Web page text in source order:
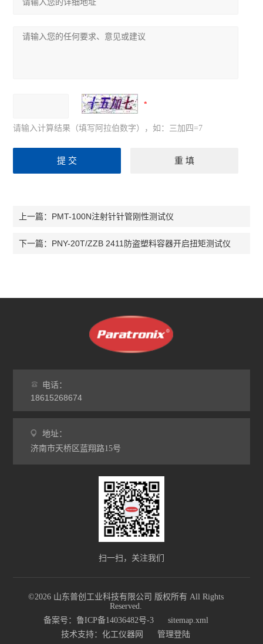
请输入计算结果（填写阿拉伯数字），如：三加四=7
上一篇： PMT-100N注射针针管刚性测试仪
下一篇： PNY-20T/ZZB 2411防盗塑料容器开启扭矩测试仪
电话：
18615268674
地址：
济南市天桥区蓝翔路15号
扫一扫，关注我们
©2026 山东普创工业科技有限公司 版权所有 All Rights
Reserved.
备案号：鲁ICP备14036482号-3
sitemap.xml
技术支持： 化工仪器网 管理登陆